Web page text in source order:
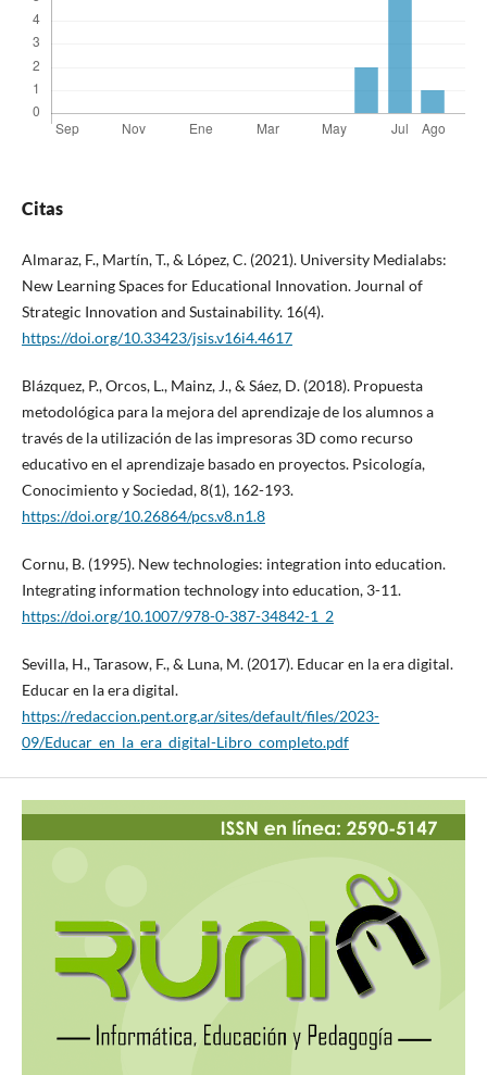
Citas
Almaraz, F., Martín, T., & López, C. (2021). University Medialabs:
New Learning Spaces for Educational Innovation. Journal of
Strategic Innovation and Sustainability. 16(4).
https://doi.org/10.33423/jsis.v16i4.4617
Blázquez, P., Orcos, L., Mainz, J., & Sáez, D. (2018). Propuesta
metodológica para la mejora del aprendizaje de los alumnos a
través de la utilización de las impresoras 3D como recurso
educativo en el aprendizaje basado en proyectos. Psicología,
Conocimiento y Sociedad, 8(1), 162-193.
https://doi.org/10.26864/pcs.v8.n1.8
Cornu, B. (1995). New technologies: integration into education.
Integrating information technology into education, 3-11.
https://doi.org/10.1007/978-0-387-34842-1_2
Sevilla, H., Tarasow, F., & Luna, M. (2017). Educar en la era digital.
Educar en la era digital.
https://redaccion.pent.org.ar/sites/default/files/2023-
09/Educar_en_la_era_digital-Libro_completo.pdf